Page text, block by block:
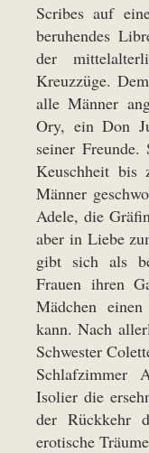
Scribes auf
beruhendes
der
Kreuzzüge.
alle Männer
Ory, ein Don
seiner
Keuschheit bis
Männer
Adele, die
aber in Liebe
gibt sich als
Frauen ihren
Mädchen einen
kann. Nach
Schwester
Schlafzimmer
Isolier die
der Rückkehr
erotische